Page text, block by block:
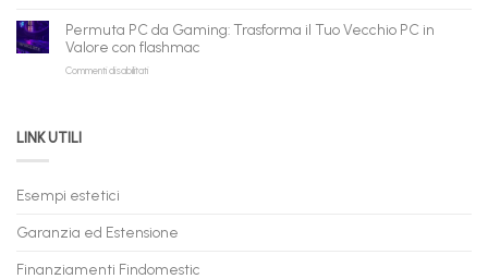
Nuovi
Ricondizionati,
Spedizione
Gaming
Rate
Online:
anche
a
Permuta PC da Gaming: Trasforma il Tuo Vecchio PC in
Valore con flashmac
Commenti disabilitatisu
in
con
LINK UTILI
Esempi estetici
Garanzia ed Estensione
Finanziamenti Findomestic